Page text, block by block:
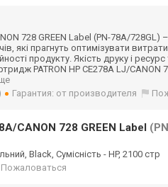
728 GREEN Label (PN-78A/728GL)
які прагнуть оптимізувати
продукту. Якість друку і
PATRON HP CE278A LJ/CANON
Гарантия: от производителя
CANON 728 GREEN Label
Black, Сумісність - HP, 2100 стр
Пожаловаться